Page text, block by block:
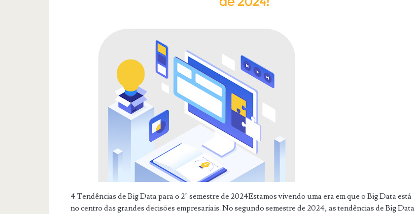
4 Tendências de Big Data para o 2º semestre de 2024Estamos vivendo uma era em que o Big Data está
no centro das grandes decisões empresariais. No segundo semestre de 2024, as tendências de Big Data